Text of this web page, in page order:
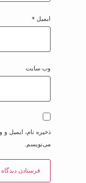
ایمیل*
وب‌ سایت
ذخیره نام، ایمیل و
می‌نویسم.